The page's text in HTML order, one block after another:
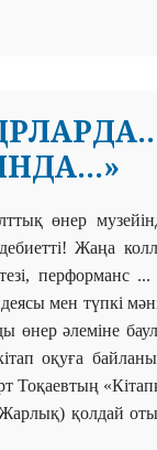
өнер
Жаңа
перформанс
мен түпкі
өнер әлеміне
оқуға
қолдай